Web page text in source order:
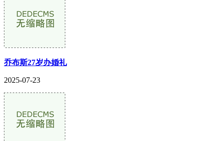
乔布斯27岁办婚礼
2025-07-23